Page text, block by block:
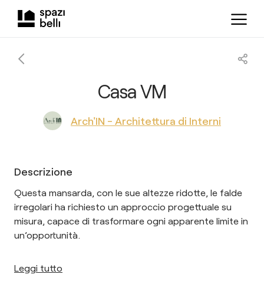
Casa VM
Arch'IN - Architettura di Interni
Descrizione
Questa mansarda, con le sue altezze ridotte, le falde
irregolari ha richiesto un approccio progettuale su
misura, capace di trasformare ogni apparente limite in
un’opportunità.
Leggi tutto